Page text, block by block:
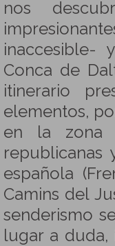
nos
inaccesible-
Conca de
itinerario
elementos,
en la zona
republicanas
española
Camins del
senderismo
lugar a duda,